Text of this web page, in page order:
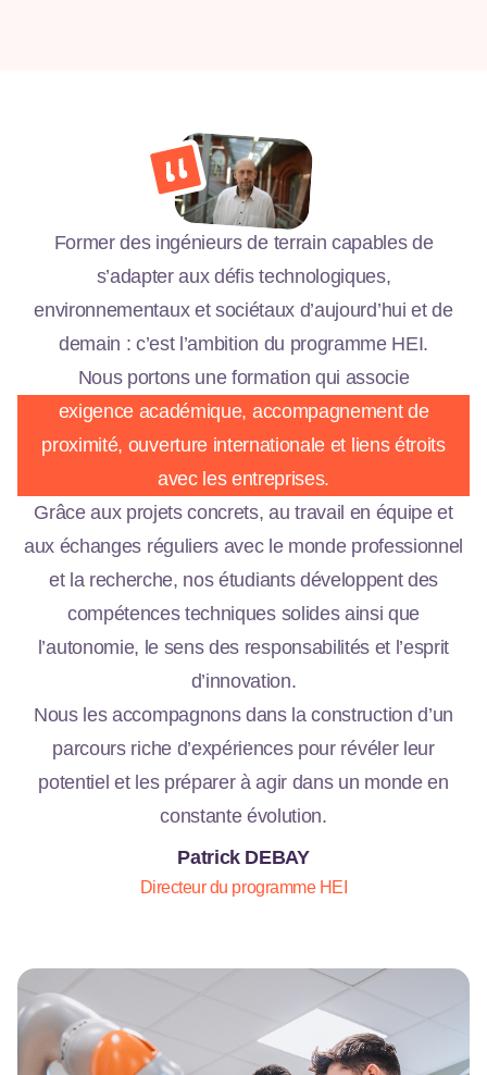
Former des ingénieurs de terrain capables de
s’adapter aux défis technologiques,
environnementaux et sociétaux d’aujourd’hui et de
demain : c’est l’ambition du programme HEI.
Nous portons une formation qui associe
exigence académique, accompagnement de
proximité, ouverture internationale et liens étroits
avec les entreprises.
Grâce aux projets concrets, au travail en équipe et
aux échanges réguliers avec le monde professionnel
et la recherche, nos étudiants développent des
compétences techniques solides ainsi que
l’autonomie, le sens des responsabilités et l’esprit
d’innovation.
Nous les accompagnons dans la construction d’un
parcours riche d’expériences pour révéler leur
potentiel et les préparer à agir dans un monde en
constante évolution.
Patrick DEBAY
Directeur du programme HEI